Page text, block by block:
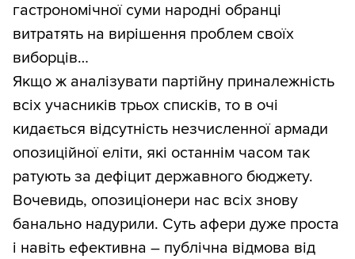
гастрономічної суми народні обранці
витратять на вирішення проблем своїх
виборців…
Якщо ж аналізувати партійну приналежність
всіх учасників трьох списків, то в очі
кидається відсутність незчисленної армади
опозиційної еліти, які останнім часом так
ратують за дефіцит державного бюджету.
Вочевидь, опозиціонери нас всіх знову
банально надурили. Суть афери дуже проста
і навіть ефективна – публічна відмова від